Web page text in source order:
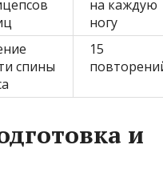
на каждую
ногу
спины
15
и